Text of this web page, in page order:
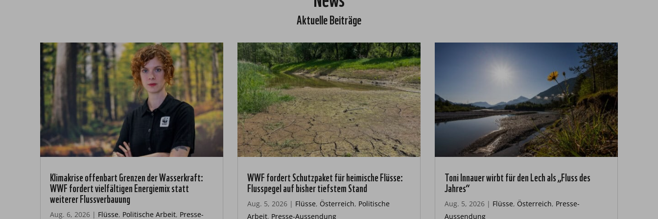
Aktuelle Beiträge
Klimakrise offenbart Grenzen der Wasserkraft:
WWF fordert vielfältigen Energiemix statt
weiterer Flussverbauung
Aug. 6, 2026 | Flüsse, Politische Arbeit, Presse-
WWF fordert Schutzpaket für heimische Flüsse:
Flusspegel auf bisher tiefstem Stand
Aug. 5, 2026| Flüsse, Österreich, Politische
Arbeit, Presse-Aussendung
Toni Innauer wirbt für den Lech als „Fluss des
Jahres“
Aug. 5, 2026| Flüsse, Österreich, Presse-
Aussendung